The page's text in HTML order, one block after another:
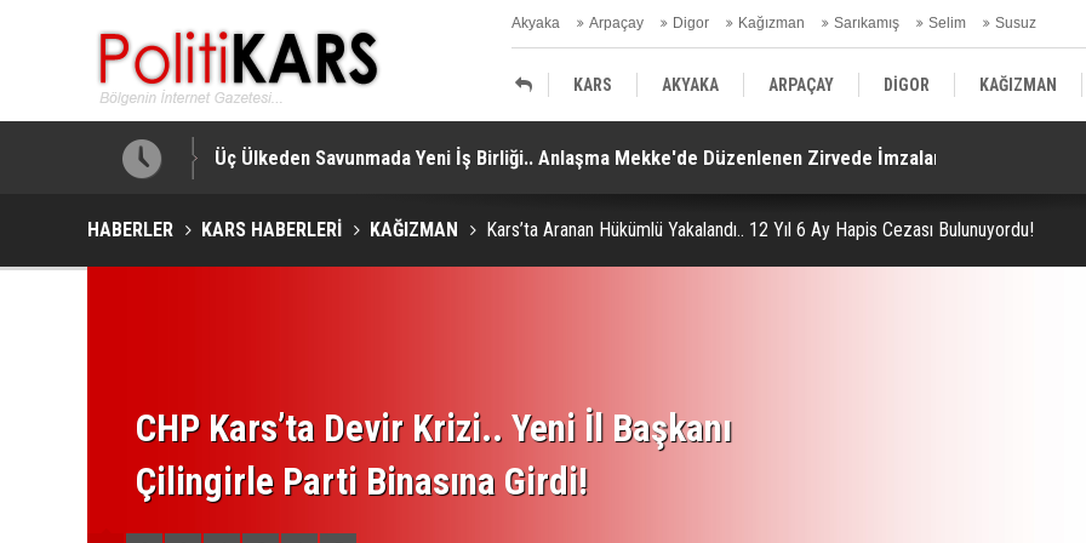
Akyaka Arpaçay Digor Kağızman Sarıkamış Selim Susuz
Kars Gündem
KARS AKYAKA ARPAÇAY DİGOR KAĞIZMAN
SELİM SUSUZ KARS GÜNDEM
Üç Ülkeden Savunmada Yeni İş Birliği.. Anlaşma Mekke'de Düzenlenen Zirvede İmzalandı!
HABERLER KARS HABERLERİ KAĞIZMAN Kars’ta Aranan Hükümlü Yakalandı.. 12 Yıl 6 Ay Hapis Cezası Bulunuyordu!
CHP Kars’ta Devir Krizi.. Yeni İl Başkanı
Çilingirle Parti Binasına Girdi!